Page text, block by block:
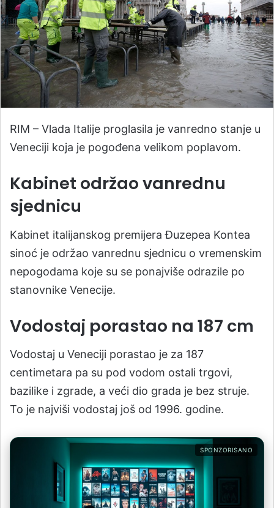
RIM – Vlada Italije proglasila je vanredno stanje u
Veneciji koja je pogođena velikom poplavom.
Kabinet održao vanrednu
sjednicu
Kabinet italijanskog premijera Đuzepea Kontea
sinoć je održao vanrednu sjednicu o vremenskim
nepogodama koje su se ponajviše odrazile po
stanovnike Venecije.
Vodostaj porastao na 187 cm
Vodostaj u Veneciji porastao je za 187
centimetara pa su pod vodom ostali trgovi,
bazilike i zgrade, a veći dio grada je bez struje.
To je najviši vodostaj još od 1996. godine.
SPONZORISANO